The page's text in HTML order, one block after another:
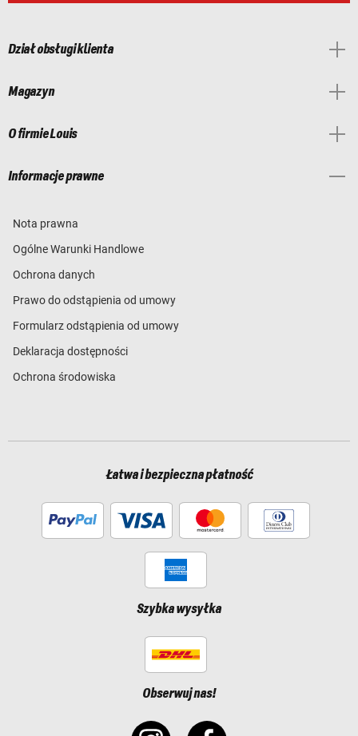
Dział obsługi klienta
Magazyn
O firmie Louis
Informacje prawne
Nota prawna
Ogólne Warunki Handlowe
Ochrona danych
Prawo do odstąpienia od umowy
Formularz odstąpienia od umowy
Deklaracja dostępności
Ochrona środowiska
Łatwa i bezpieczna płatność
Szybka wysyłka
Obserwuj nas!